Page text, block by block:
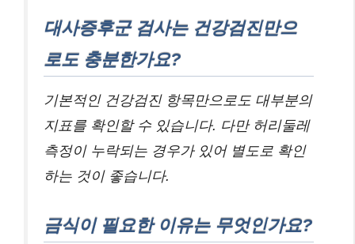
대사증후군 검사는 건강검진만으
로도 충분한가요?
기본적인 건강검진 항목만으로도 대부분의
지표를 확인할 수 있습니다. 다만 허리둘레
측정이 누락되는 경우가 있어 별도로 확인
하는 것이 좋습니다.
금식이 필요한 이유는 무엇인가요?